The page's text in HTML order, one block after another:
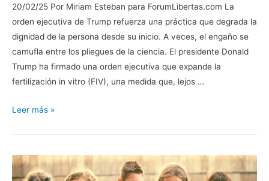
20/02/25 Por Miriam Esteban para ForumLibertas.com La
orden ejecutiva de Trump refuerza una práctica que degrada la
dignidad de la persona desde su inicio. A veces, el engaño se
camufla entre los pliegues de la ciencia. El presidente Donald
Trump ha firmado una orden ejecutiva que expande la
fertilización in vitro (FIV), una medida que, lejos …
Trump
FIV:
Leer más »